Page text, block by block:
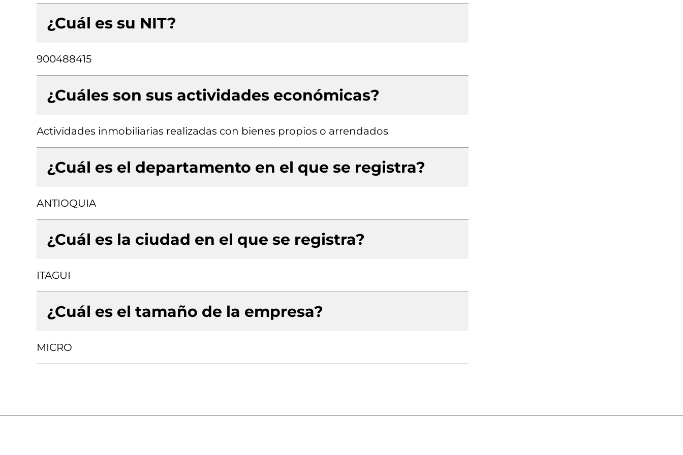
¿Cuál es su NIT?
900488415
¿Cuáles son sus actividades económicas?
Actividades inmobiliarias realizadas con bienes propios o arrendados
¿Cuál es el departamento en el que se registra?
ANTIOQUIA
¿Cuál es la ciudad en el que se registra?
ITAGUI
¿Cuál es el tamaño de la empresa?
MICRO